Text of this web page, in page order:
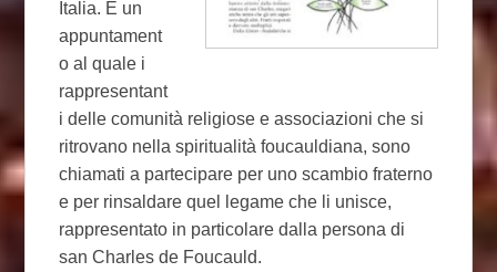
Italia. È un
appuntament
o al quale i
rappresentant
i delle comunità religiose e associazioni che si
ritrovano nella spiritualità foucauldiana, sono
chiamati a partecipare per uno scambio fraterno
e per rinsaldare quel legame che li unisce,
rappresentato in particolare dalla persona di
san Charles de Foucauld.